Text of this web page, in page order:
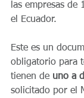
las empresas de
el Ecuador.
Este es un
obligatorio para
tienen de uno a
solicitado por el